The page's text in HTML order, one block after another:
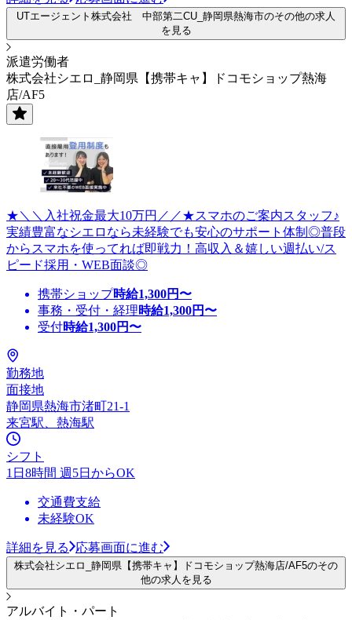
UTエージェント株式会社 中部第二CU_静岡県熱海市のその他の求人
を見る
派遣労働者
株式会社シエロ_静岡県【携帯キャ】ドコモショップ熱海
店/AF5
★＼＼入社祝金最大10万円／／★スマホのご案内スタッフ♪
実績豊富なシエロなら未経験でも安心のサポート体制◎普段
からスマホを使ってれば即戦力！高収入＆嬉しい週払い/ス
ピード採用・WEB面談◎
携帯ショップ時給1,300円〜
事務・受付・経理時給1,300円〜
受付時給1,300円〜
勤務地
面接地
静岡県熱海市渚町21-1
来宮駅、熱海駅
シフト
1日8時間 週5日からOK
交通費支給
未経験OK
詳細を見る 応募画面に進む
株式会社シエロ_静岡県【携帯キャ】ドコモショップ熱海店/AF5のその
他の求人を見る
アルバイト・パート